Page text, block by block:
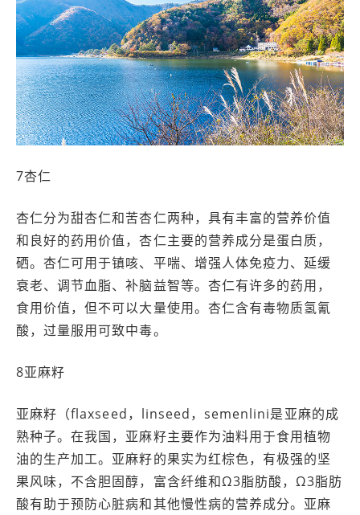
7杏仁
杏仁分为甜杏仁和苦杏仁两种，具有丰富的营养价值
和良好的药用价值，杏仁主要的营养成分是蛋白质，
硒。杏仁可用于镇咳、平喘、增强人体免疫力、延缓
衰老、调节血脂、补脑益智等。杏仁有许多的药用，
食用价值，但不可以大量使用。杏仁含有毒物质氢氰
酸，过量服用可致中毒。
8亚麻籽
亚麻籽（flaxseed，linseed，semenlini是亚麻的成
熟种子。在我国，亚麻籽主要作为油料用于食用植物
油的生产加工。亚麻籽的果实为红棕色，有极强的坚
果风味，不含胆固醇，富含纤维和Ω3脂肪酸，Ω3脂肪
酸有助于预防心脏病和其他慢性病的营养成分。亚麻